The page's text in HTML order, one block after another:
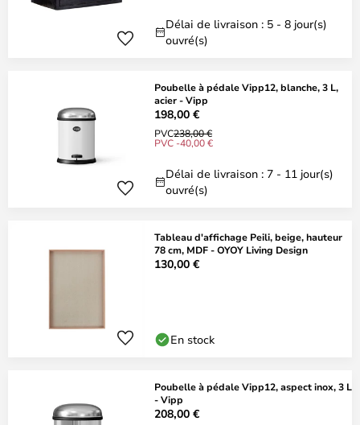
Délai de livraison : 5 - 8 jour(s)
ouvré(s)
Poubelle à pédale Vipp12, blanche, 3 L,
acier - Vipp
198,00 €
PVC238,00 €
PVC -40,00 €
Délai de livraison : 7 - 11 jour(s)
ouvré(s)
Tableau d'affichage Peili, beige, hauteur
78 cm, MDF - OYOY Living Design
130,00 €
En stock
Poubelle à pédale Vipp12, aspect inox, 3 L
- Vipp
208,00 €